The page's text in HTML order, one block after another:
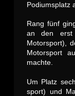
Podiumsplatz
Rang fünf
an den erst
Motorsport),
Motorsport
machte.
Um Platz
sport) und